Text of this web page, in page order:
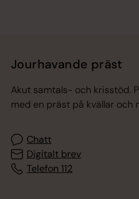
Jourhavande präst
Akut samtals- och krisstöd.
med en präst på kvällar och
Chatt
Digitalt brev
Telefon 112